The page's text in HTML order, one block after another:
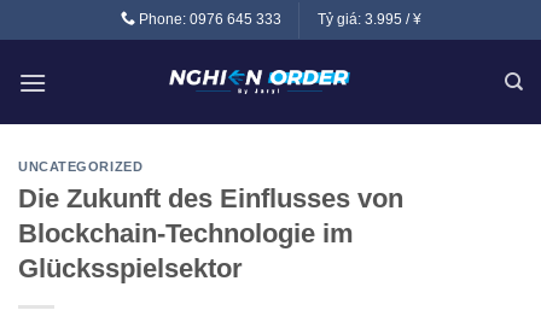
to
content
Phone: 0976 645 333 Tỷ giá: 3.995 / ¥
UNCATEGORIZED
Die Zukunft des Einflusses von
Blockchain-Technologie im
Glücksspielsektor